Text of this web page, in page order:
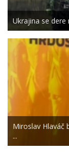
Ukrajina se dere
Miroslav Hlaváč
...